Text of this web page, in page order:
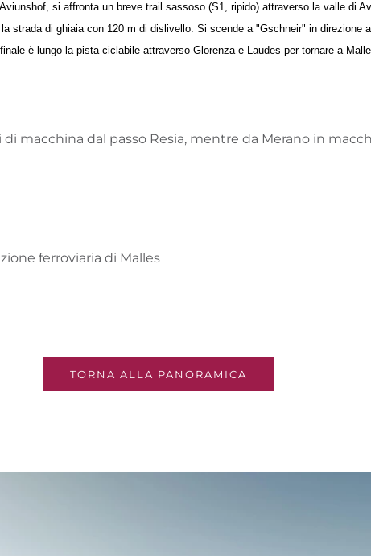
si affronta un breve trail sassoso (S1, ripido) attraverso la valle di
strada di ghiaia con 120 m di dislivello. Si scende a "Gschneir" in direzione
è lungo la pista ciclabile attraverso Glorenza e Laudes per tornare a
di macchina dal passo Resia, mentre da Merano in
ferroviaria di Malles
TORNA ALLA PANORAMICA